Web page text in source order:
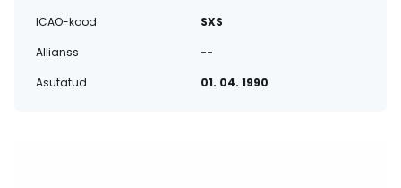
ICAO-kood
SXS
Allianss
--
Asutatud
01. 04. 1990